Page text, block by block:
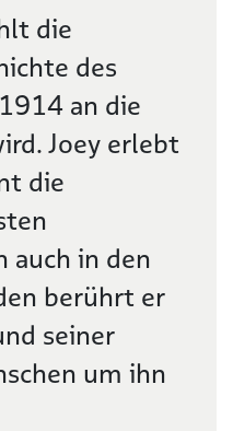
die
des
an die
Joey erlebt
die
auch in den
berührt er
seiner
um ihn